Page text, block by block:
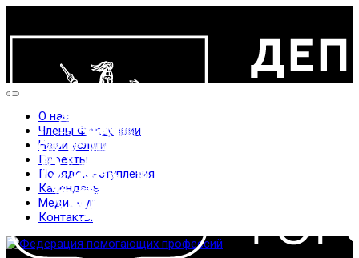
О нас
Члены Федерации
Наши услуги
Проекты
Порядок вступления
Календарь
Медиажурнал
Контакты